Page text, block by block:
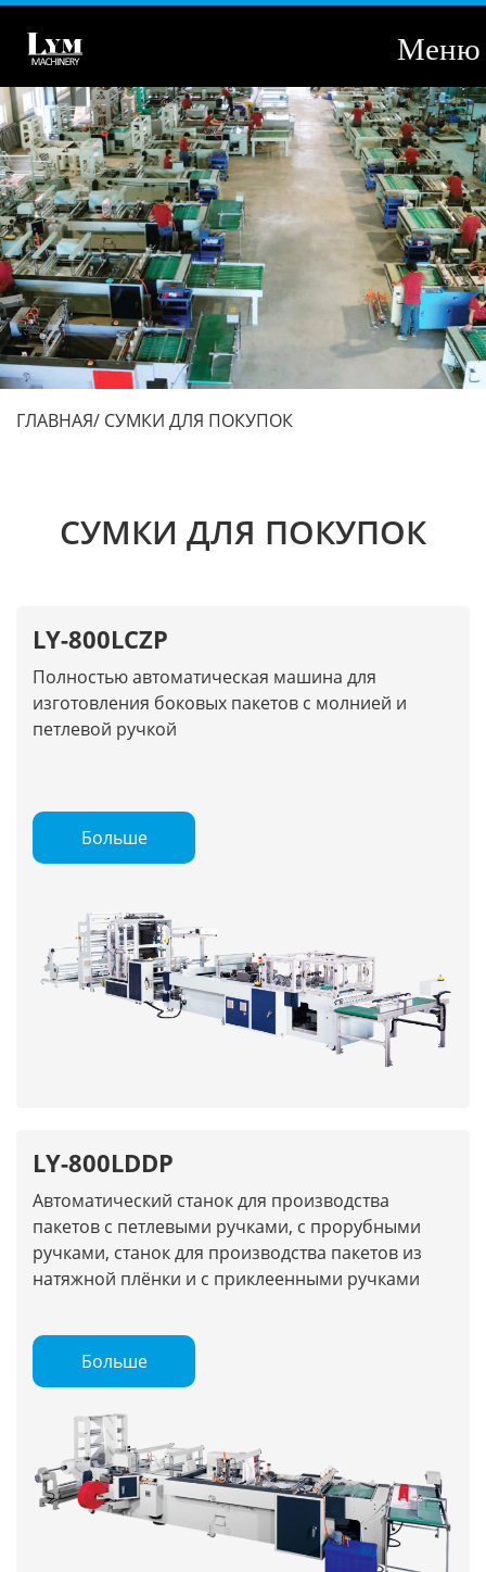
Меню
ГЛАВНАЯ СУМКИ ДЛЯ ПОКУПОК
СУМКИ ДЛЯ ПОКУПОК
LY-800LCZP
Полностью автоматическая машина для
изготовления боковых пакетов с молнией и
петлевой ручкой
Больше
LY-800LDDP
Автоматический станок для производства
пакетов с петлевыми ручками, с прорубными
ручками, станок для производства пакетов из
натяжной плёнки и с приклеенными ручками
Больше